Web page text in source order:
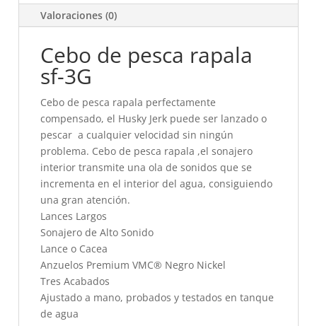
cantidad
Valoraciones (0)
Cebo de pesca rapala
sf-3G
Cebo de pesca rapala perfectamente
compensado, el Husky Jerk puede ser lanzado o
pescar a cualquier velocidad sin ningún
problema. Cebo de pesca rapala ,el sonajero
interior transmite una ola de sonidos que se
incrementa en el interior del agua, consiguiendo
una gran atención.
Lances Largos
Sonajero de Alto Sonido
Lance o Cacea
Anzuelos Premium VMC® Negro Nickel
Tres Acabados
Ajustado a mano, probados y testados en tanque
de agua